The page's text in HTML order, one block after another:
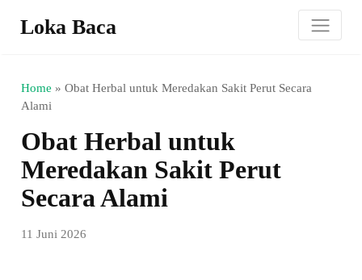
Loka Baca
Home »Obat Herbal untuk Meredakan Sakit Perut Secara
Alami
Obat Herbal untuk
Meredakan Sakit Perut
Secara Alami
11 Juni 2026